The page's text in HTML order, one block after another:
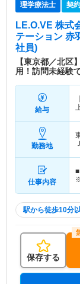
理学療法士 契
LE.O.VE 株式
テーション 赤
社員)
【東京都／北区
用！訪問未経験
給与
勤務地
仕事内容
駅から徒歩10分
保存する